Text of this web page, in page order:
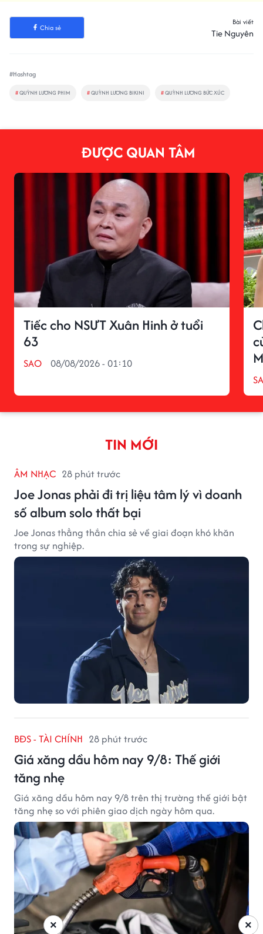
Chia sẻ
Bài viết
Tie Nguyên
#Hashtag
#QUỲNH LƯƠNG PHIM #QUỲNH LƯƠNG BIKINI #QUỲNH LƯƠNG BỨC XÚC
ĐƯỢC QUAN TÂM
Tiếc cho NSƯT Xuân Hinh ở tuổi
63
SAO 08/08/2026 - 01:10
TIN MỚI
ÂM NHẠC 28 phút trước
Joe Jonas phải đi trị liệu tâm lý vì doanh
số album solo thất bại
Joe Jonas thẳng thắn chia sẻ về giai đoạn khó khăn
trong sự nghiệp.
BĐS - TÀI CHÍNH 28 phút trước
Giá xăng dầu hôm nay 9/8: Thế giới
tăng nhẹ
Giá xăng dầu hôm nay 9/8 trên thị trường thế giới bật
tăng nhẹ so với phiên giao dịch ngày hôm qua.
×
×